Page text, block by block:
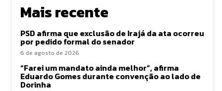
Mais recente
PSD afirma que exclusão de Irajá da ata ocorreu
por pedido formal do senador
6 de agosto de 2026
“Farei um mandato ainda melhor”, afirma
Eduardo Gomes durante convenção ao lado de
Dorinha